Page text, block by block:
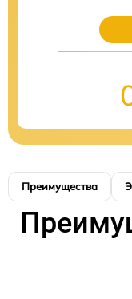
Преимущества